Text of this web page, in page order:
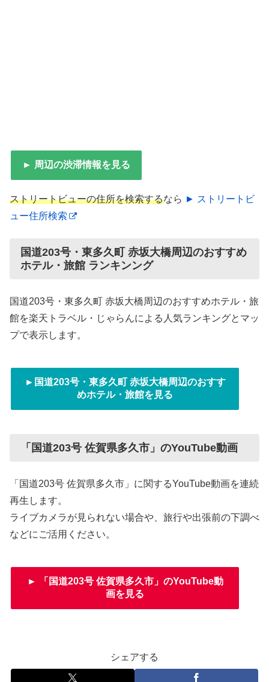
► 周辺の渋滞情報を見る
ストリートビューの住所を検索するなら ► ストリートビ
ュー住所検索
国道203号・東多久町 赤坂大橋周辺のおすすめ
ホテル・旅館 ランキンング
国道203号・東多久町 赤坂大橋周辺のおすすめホテル・旅
館を楽天トラベル・じゃらんによる人気ランキングとマッ
プで表示します。
►国道203号・東多久町 赤坂大橋周辺のおすす
めホテル・旅館を見る
「国道203号 佐賀県多久市」のYouTube動画
「国道203号 佐賀県多久市」に関するYouTube動画を連続
再生します。
ライブカメラが見られない場合や、旅行や出張前の下調べ
などにご活用ください。
► 「国道203号 佐賀県多久市」のYouTube動
画を見る
シェアする